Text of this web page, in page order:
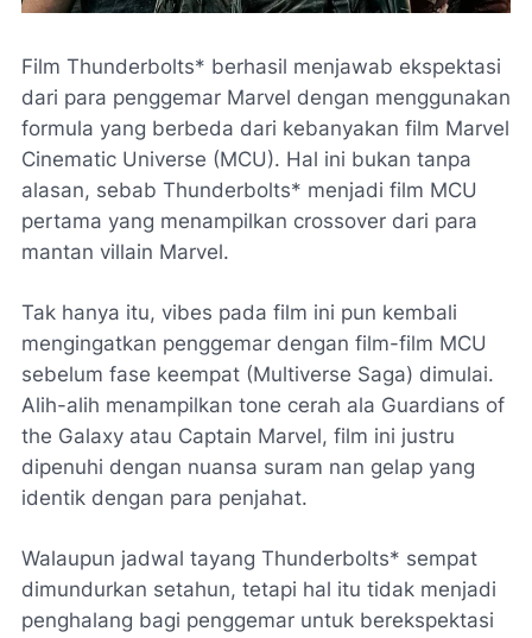
Film Thunderbolts* berhasil menjawab ekspektasi
dari para penggemar Marvel dengan menggunakan
formula yang berbeda dari kebanyakan film Marvel
Cinematic Universe (MCU). Hal ini bukan tanpa
alasan, sebab Thunderbolts* menjadi film MCU
pertama yang menampilkan crossover dari para
mantan villain Marvel.
Tak hanya itu, vibes pada film ini pun kembali
mengingatkan penggemar dengan film-film MCU
sebelum fase keempat (Multiverse Saga) dimulai.
Alih-alih menampilkan tone cerah ala Guardians of
the Galaxy atau Captain Marvel, film ini justru
dipenuhi dengan nuansa suram nan gelap yang
identik dengan para penjahat.
Walaupun jadwal tayang Thunderbolts* sempat
dimundurkan setahun, tetapi hal itu tidak menjadi
penghalang bagi penggemar untuk berekspektasi